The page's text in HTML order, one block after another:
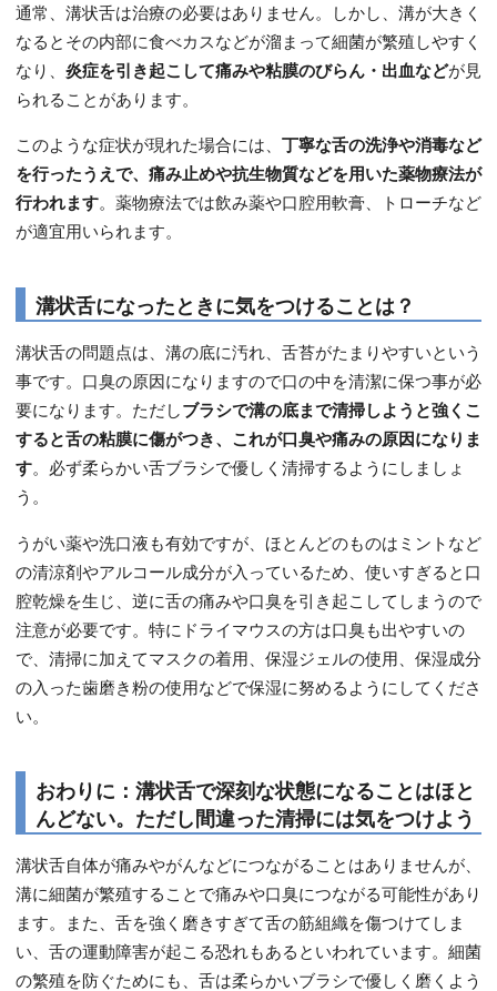
通常、溝状舌は治療の必要はありません。しかし、溝が大きく
なるとその内部に食べカスなどが溜まって細菌が繁殖しやすく
なり、 炎症を引き起こして痛みや粘膜のびらん・出血などが見
られることがあります。
このような症状が現れた場合には、 丁寧な舌の洗浄や消毒など
を行ったうえで、痛み止めや抗生物質などを用いた薬物療法が
行われます。薬物療法では飲み薬や口腔用軟膏、トローチなど
が適宜用いられます。
溝状舌になったときに気をつけることは？
溝状舌の問題点は、溝の底に汚れ、舌苔がたまりやすいという
事です。口臭の原因になりますので口の中を清潔に保つ事が必
要になります。ただしブラシで溝の底まで清掃しようと強くこ
すると舌の粘膜に傷がつき、これが口臭や痛みの原因になりま
す。必ず柔らかい舌ブラシで優しく清掃するようにしましょ
う。
うがい薬や洗口液も有効ですが、ほとんどのものはミントなど
の清涼剤やアルコール成分が入っているため、使いすぎると口
腔乾燥を生じ、逆に舌の痛みや口臭を引き起こしてしまうので
注意が必要です。特にドライマウスの方は口臭も出やすいの
で、清掃に加えてマスクの着用、保湿ジェルの使用、保湿成分
の入った歯磨き粉の使用などで保湿に努めるようにしてくださ
い。
おわりに：溝状舌で深刻な状態になることはほと
んどない。ただし間違った清掃には気をつけよう
溝状舌自体が痛みやがんなどにつながることはありませんが、
溝に細菌が繁殖することで痛みや口臭につながる可能性があり
ます。また、舌を強く磨きすぎて舌の筋組織を傷つけてしま
い、舌の運動障害が起こる恐れもあるといわれています。細菌
の繁殖を防ぐためにも、舌は柔らかいブラシで優しく磨くよう